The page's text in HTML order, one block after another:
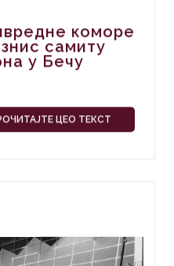
коморе
самиту
у Бечу
ЦЕО ТЕКСТ